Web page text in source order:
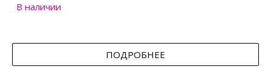
В наличии
ПОДРОБНЕЕ